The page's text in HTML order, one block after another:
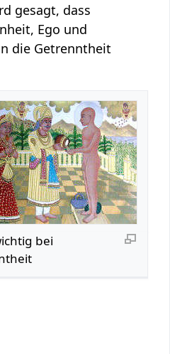
gesagt, dass
Ego und
die Getrenntheit
bei